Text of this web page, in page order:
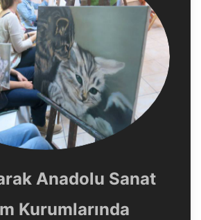
Anadolu Sanat
Kurumlarında